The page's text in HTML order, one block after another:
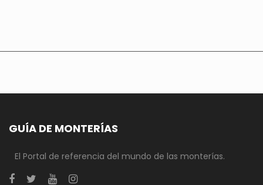
GUÍA DE MONTERÍAS
El Portal de referencia del mundo de las monterías.